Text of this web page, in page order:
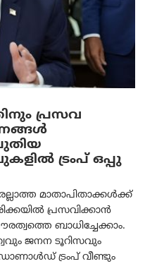
പ്രസവ
ട്രംപ് ഒപ്പു
മാതാപിതാക്കൾക്ക്
പ്രസവിക്കാൻ
ബാധിച്ചേക്കാം.
ജനന ടൂറിസവും
ട്രംപ് വീണ്ടും